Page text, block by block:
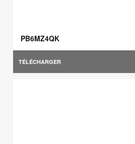
PB6MZ4QK
TÉLÉCHARGER